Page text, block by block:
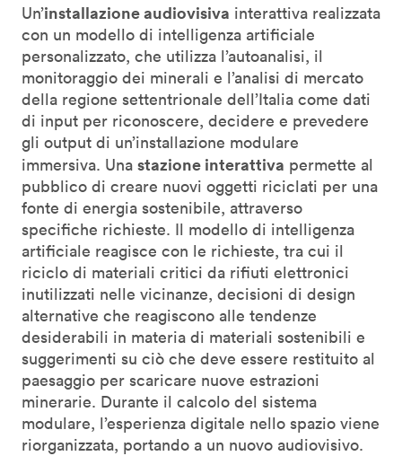
Un’installazione audiovisiva interattiva realizzata
con un modello di intelligenza artificiale
personalizzato, che utilizza l’autoanalisi, il
monitoraggio dei minerali e l’analisi di mercato
della regione settentrionale dell’Italia come dati
di input per riconoscere, decidere e prevedere
gli output di un’installazione modulare
immersiva. Una stazione interattiva permette al
pubblico di creare nuovi oggetti riciclati per una
fonte di energia sostenibile, attraverso
specifiche richieste. Il modello di intelligenza
artificiale reagisce con le richieste, tra cui il
riciclo di materiali critici da rifiuti elettronici
inutilizzati nelle vicinanze, decisioni di design
alternative che reagiscono alle tendenze
desiderabili in materia di materiali sostenibili e
suggerimenti su ciò che deve essere restituito al
paesaggio per scaricare nuove estrazioni
minerarie. Durante il calcolo del sistema
modulare, l’esperienza digitale nello spazio viene
riorganizzata, portando a un nuovo audiovisivo.